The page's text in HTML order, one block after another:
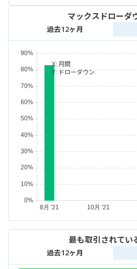
マックスドローダ
過去12ヶ月
X: 月間
Y:ドローダウン
最も取引されてい
過去12ヶ月